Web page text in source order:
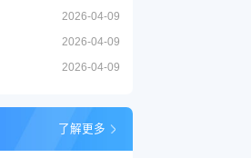
2026-04-09
2026-04-09
2026-04-09
了解更多